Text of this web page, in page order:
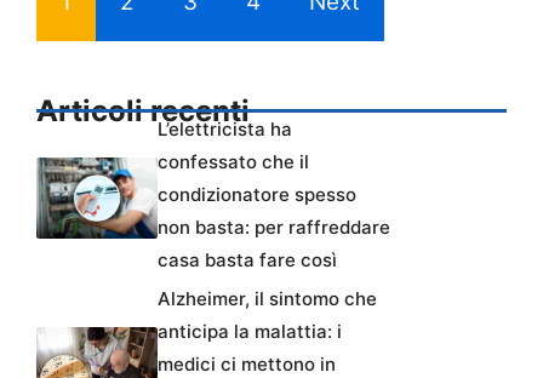
Articoli recenti
L’elettricista ha
confessato che il
condizionatore spesso
non basta: per raffreddare
casa basta fare così
Alzheimer, il sintomo che
anticipa la malattia: i
medici ci mettono in